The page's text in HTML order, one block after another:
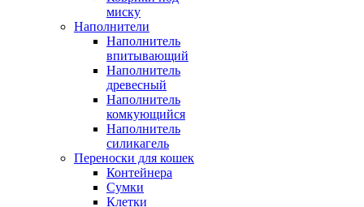
миску
Наполнители
Наполнитель
впитывающий
Наполнитель
древесный
Наполнитель
комкующийся
Наполнитель
силикагель
Переноски для кошек
Контейнера
Сумки
Клетки